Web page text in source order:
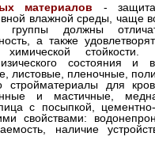
материалов - защита
влажной среды, чаще
должны
а также
химической стойкости.
состояния
листовые, пленочные,
стройматериалы для
и мастичные,
с посыпкой,
свойствами:
наличие